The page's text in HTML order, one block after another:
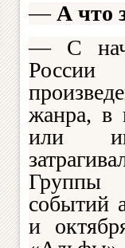
— А что
— С
жанра, в
или
событий
и